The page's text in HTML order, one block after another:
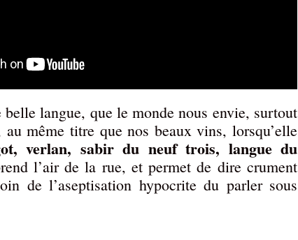
langue, que le monde nous envie, surtout
même titre que nos beaux vins, lorsqu’elle
verlan, sabir du neuf trois, langue du
l’air de la rue, et permet de dire crument
de l’aseptisation hypocrite du parler sous